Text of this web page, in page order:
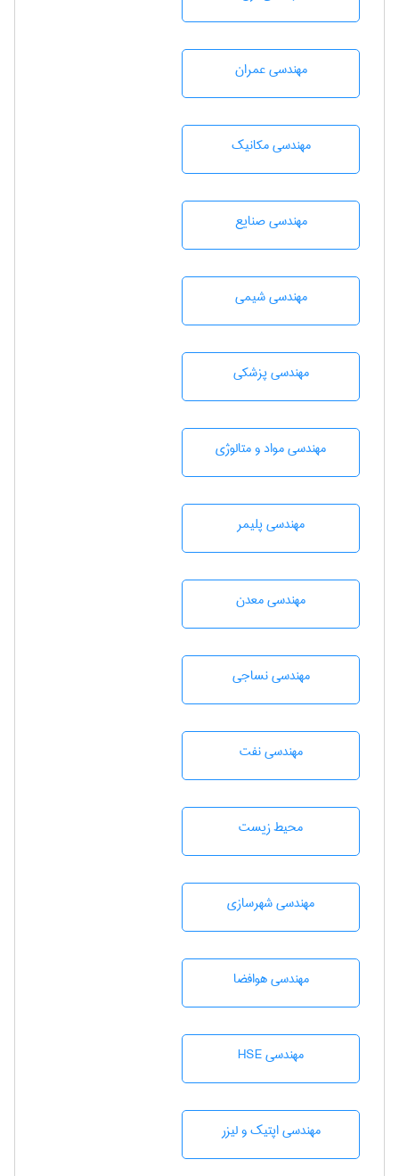
مهندسی عمران
مهندسی مکانیک
مهندسی صنايع
مهندسي شيمی
مهندسی پزشکی
مهندسی مواد و متالوژی
مهندسی پليمر
مهندسی معدن
مهندسي نساجی
مهندسی نفت
محيط زيست
مهندسی شهرسازی
مهندسی هوافضا
مهندسی HSE
مهندسی اپتیک و لیزر